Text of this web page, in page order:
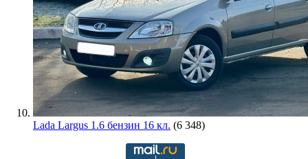
Lada Largus 1.6 бензин 16 кл. (6 348)